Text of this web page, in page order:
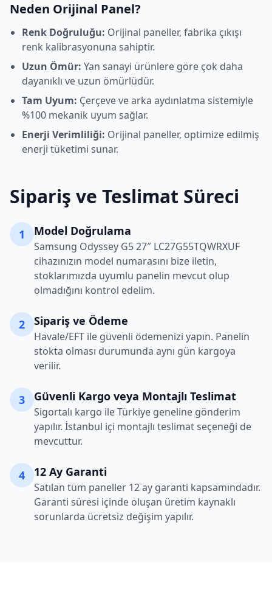
Neden Orijinal Panel?
Renk Doğruluğu: Orijinal paneller, fabrika çıkışı
renk kalibrasyonuna sahiptir.
Uzun Ömür: Yan sanayi ürünlere göre çok daha
dayanıklı ve uzun ömürlüdür.
Tam Uyum: Çerçeve ve arka aydınlatma sistemiyle
%100 mekanik uyum sağlar.
Enerji Verimliliği: Orijinal paneller, optimize edilmiş
enerji tüketimi sunar.
Sipariş ve Teslimat Süreci
1 Model Doğrulama
Samsung Odyssey G5 27″ LC27G55TQWRXUF
cihazınızın model numarasını bize iletin,
stoklarımızda uyumlu panelin mevcut olup
olmadığını kontrol edelim.
2 Sipariş ve Ödeme
Havale/EFT ile güvenli ödemenizi yapın. Panelin
stokta olması durumunda aynı gün kargoya
verilir.
3 Güvenli Kargo veya Montajlı Teslimat
Sigortalı kargo ile Türkiye geneline gönderim
yapılır. İstanbul içi montajlı teslimat seçeneği de
mevcuttur.
4 12 Ay Garanti
Satılan tüm paneller 12 ay garanti kapsamındadır.
Garanti süresi içinde oluşan üretim kaynaklı
sorunlarda ücretsiz değişim yapılır.